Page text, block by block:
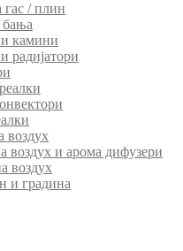
гас / плин
бања
камини
радијатори
воздух
воздух и арома дифузери
воздух
и градина